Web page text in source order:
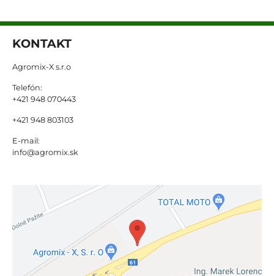
KONTAKT
Agromix-X s.r.o
Telefón:
+421 948 070443
+421 948 803103
E-mail:
info@agromix.sk